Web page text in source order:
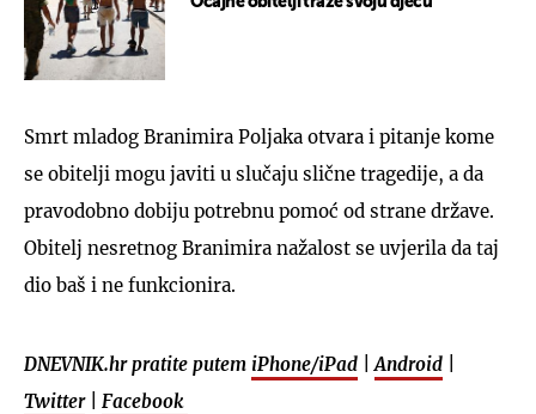
Smrt mladog Branimira Poljaka otvara i pitanje kome
se obitelji mogu javiti u slučaju slične tragedije, a da
pravodobno dobiju potrebnu pomoć od strane države.
Obitelj nesretnog Branimira nažalost se uvjerila da taj
dio baš i ne funkcionira.
DNEVNIK.hr pratite putem iPhone/iPad Android
Twitter| Facebook